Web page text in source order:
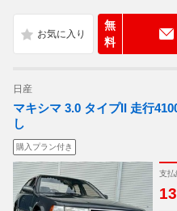
無
料
日産
マキシマ 3.0 タイプII 走行
し
購入プラン付き
支払